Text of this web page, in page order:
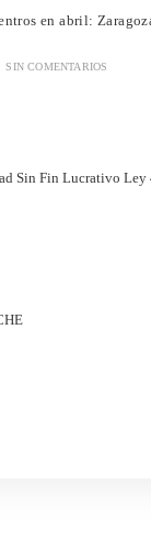
en abril:
SIN COMENTARIOS
Sin Fin Lucrativo Ley